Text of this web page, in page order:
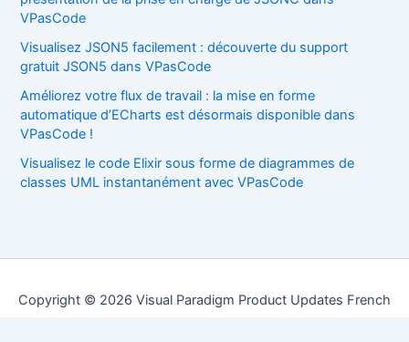
VPasCode
Visualisez JSON5 facilement : découverte du support
gratuit JSON5 dans VPasCode
Améliorez votre flux de travail : la mise en forme
automatique d’ECharts est désormais disponible dans
VPasCode !
Visualisez le code Elixir sous forme de diagrammes de
classes UML instantanément avec VPasCode
Copyright © 2026 Visual Paradigm Product Updates French